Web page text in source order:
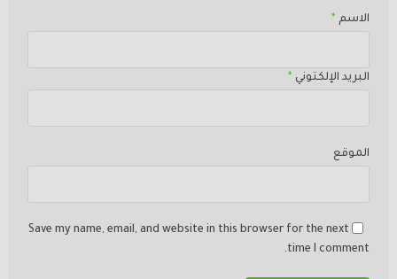
الاسم *
البريد الإلكتوني *
الموقع
Save my name, email, and website in this browser for the next
time I comment.